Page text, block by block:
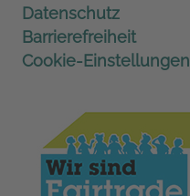
Datenschutz
Barrierefreiheit
Cookie-Einstellungen